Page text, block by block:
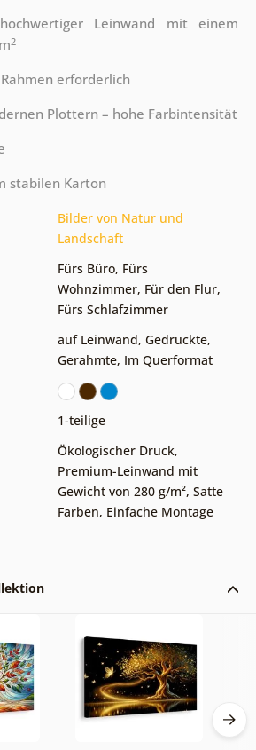
Leinwand mit einem
2
erforderlich
Plottern – hohe Farbintensität
stabilen Karton
Bilder von Natur und
Landschaft
Fürs Büro, Fürs
Wohnzimmer, Für den Flur,
Fürs Schlafzimmer
auf Leinwand, Gedruckte,
Gerahmte, Im Querformat
1-teilige
Ökologischer Druck,
Premium-Leinwand mit
Gewicht von 280 g/m², Satte
Farben, Einfache Montage